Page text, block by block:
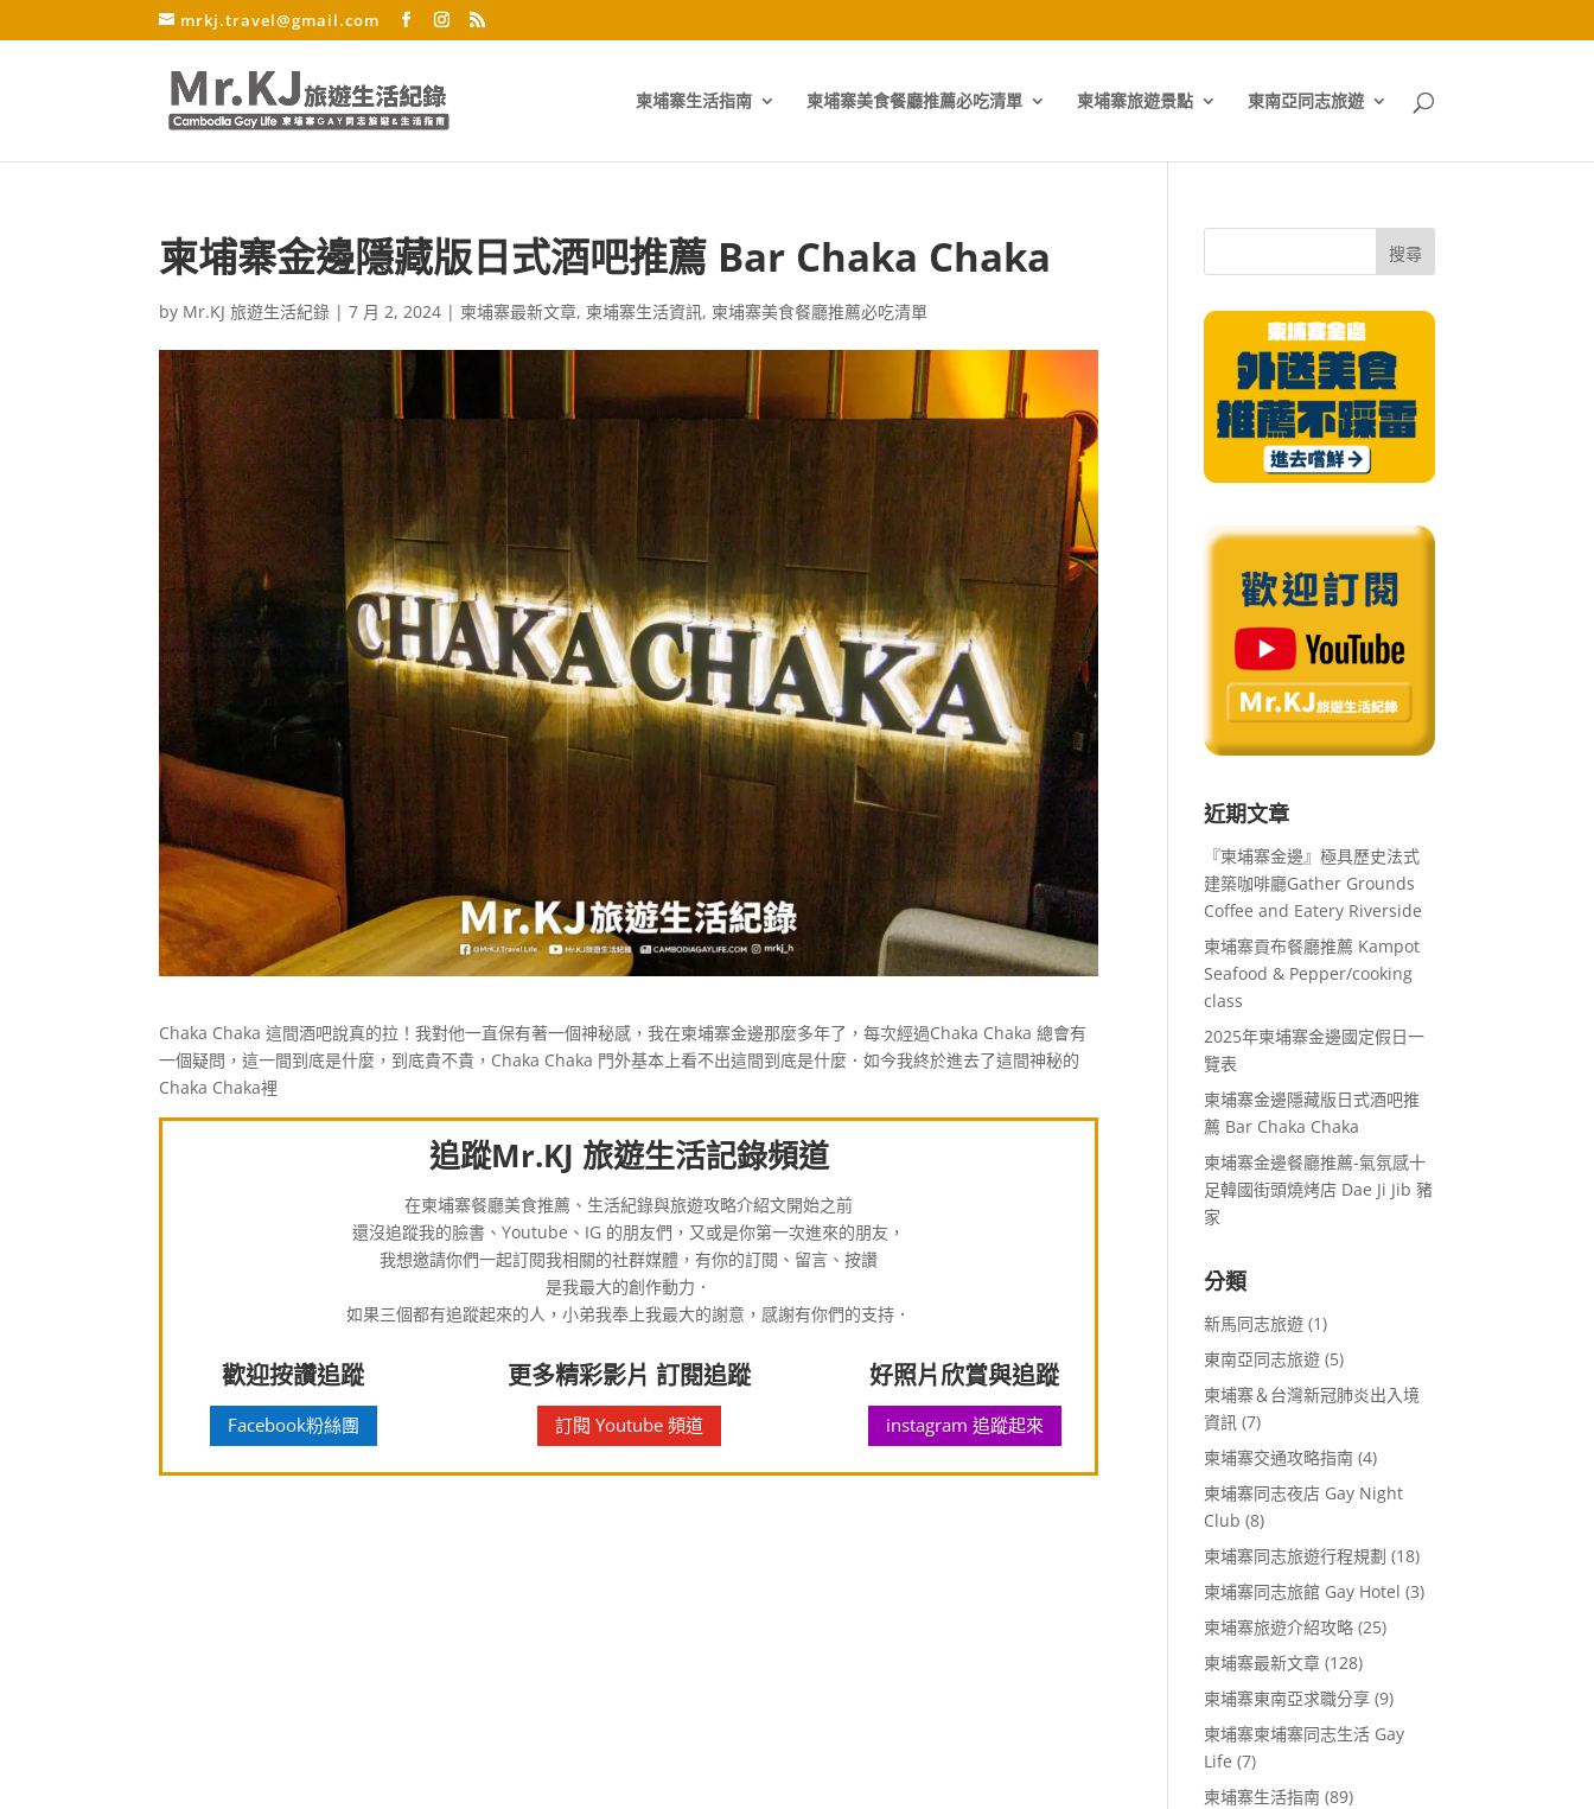
mrkj.travel@gmail.com
柬埔寨生活指南 柬埔寨美食餐廳推薦必吃清單 柬埔寨旅遊景點 東南亞同志旅遊
柬埔寨金邊隱藏版日式酒吧推薦 Bar Chaka Chaka
by Mr.KJ 旅遊生活紀錄 |7 月 2, 2024 | 柬埔寨最新文章, 柬埔寨生活資訊, 柬埔寨美食餐廳推薦必吃清單
Chaka Chaka 這間酒吧說真的拉！我對他一直保有著一個神秘感，我在柬埔寨金邊那麼多年了，每次經過Chaka Chaka 總會有
一個疑問，這一間到底是什麼，到底貴不貴，Chaka Chaka 門外基本上看不出這間到底是什麼．如今我終於進去了這間神秘的
Chaka Chaka裡
追蹤Mr.KJ 旅遊生活記錄頻道
在柬埔寨餐廳美食推薦、生活紀錄與旅遊攻略介紹文開始之前
還沒追蹤我的臉書、Youtube、IG 的朋友們，又或是你第一次進來的朋友，
我想邀請你們一起訂閱我相關的社群媒體，有你的訂閱、留言、按讚
是我最大的創作動力．
如果三個都有追蹤起來的人，小弟我奉上我最大的謝意，感謝有你們的支持．
歡迎按讚追蹤
Facebook粉絲團
更多精彩影片 訂閱追蹤
訂閱 Youtube 頻道
好照片欣賞與追蹤
instagram 追蹤起來
近期文章
『柬埔寨金邊』極具歷史法式
建築咖啡廳Gather Grounds
Coffee and Eatery Riverside
柬埔寨貢布餐廳推薦 Kampot
Seafood & Pepper/cooking
class
2025年柬埔寨金邊國定假日一
覽表
柬埔寨金邊隱藏版日式酒吧推
薦 Bar Chaka Chaka
柬埔寨金邊餐廳推薦-氣氛感十
足韓國街頭燒烤店 Dae Ji Jib 豬
家
分類
新馬同志旅遊 (1)
東南亞同志旅遊 (5)
柬埔寨＆台灣新冠肺炎出入境
資訊 (7)
柬埔寨交通攻略指南 (4)
柬埔寨同志夜店 Gay Night
Club (8)
柬埔寨同志旅遊行程規劃 (18)
柬埔寨同志旅館 Gay Hotel (3)
柬埔寨旅遊介紹攻略 (25)
柬埔寨最新文章 (128)
柬埔寨東南亞求職分享 (9)
柬埔寨柬埔寨同志生活 Gay
Life (7)
柬埔寨生活指南 (89)